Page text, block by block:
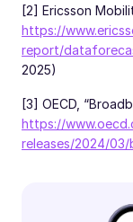
[2] Ericsson
https://
report/
2025)
[3] OECD,
https://
releases/2024/